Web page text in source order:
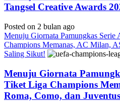
Tangsel Creative Awards
Posted on 2 bulan ago
Menuju Giornata Pamungkas Serie
Champions Memanas, AC Milan,
Saling Sikut!
Menuju Giornata
Tiket Liga Champions
Roma, Como, dan